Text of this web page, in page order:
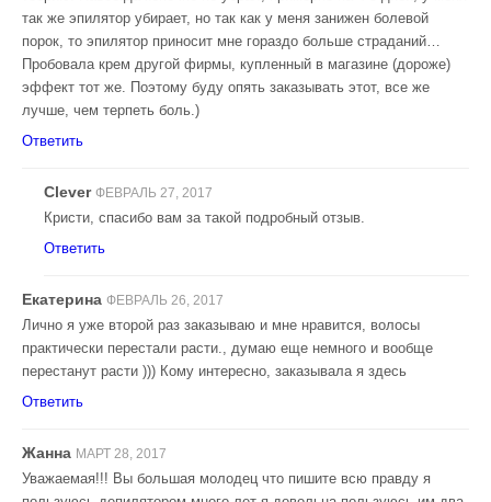
так же эпилятор убирает, но так как у меня занижен болевой
порок, то эпилятор приносит мне гораздо больше страданий…
Пробовала крем другой фирмы, купленный в магазине (дороже)
эффект тот же. Поэтому буду опять заказывать этот, все же
лучше, чем терпеть боль.)
Ответить
Clever ФЕВРАЛЬ 27, 2017
Кристи, спасибо вам за такой подробный отзыв.
Ответить
Екатерина ФЕВРАЛЬ 26, 2017
Лично я уже второй раз заказываю и мне нравится, волосы
практически перестали расти., думаю еще немного и вообще
перестанут расти ))) Кому интересно, заказывала я здесь
Ответить
Жанна МАРТ 28, 2017
Уважаемая!!! Вы большая молодец что пишите всю правду я